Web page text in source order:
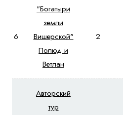
6
"Богатыри
земли
Вишерской"
Полюд и
Ветлан
2
Авторский
тур